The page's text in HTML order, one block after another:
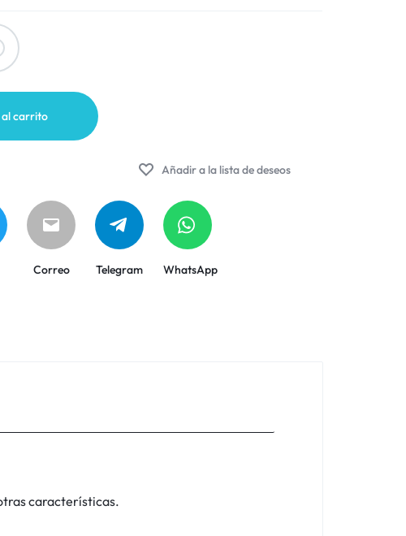
carrito
Añadir a la lista de deseos
Correo Telegram WhatsApp
características.